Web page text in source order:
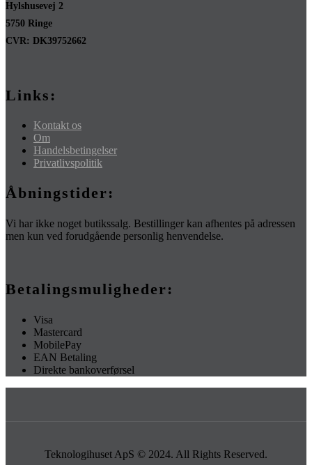
Hylshusevej 2
5750 Ringe
CVR: DK39752662
Links:
Kontakt os
Om
Handelsbetingelser
Privatlivspolitik
Åbningstider:
Vi har ikke noget butikssalg. Bestillinger kan afhentes på adressen
men kun ved forudgående personlig henvendelse.
Betalingsmuligheder:
Visa
Mastercard
MobilePay
EAN Betaling
Direkte bankoverførsel
Teknologihuset ApS © 2024. All Rights Reserved.